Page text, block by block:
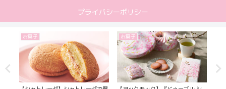
プライバシーポリシー
お菓子 お菓子